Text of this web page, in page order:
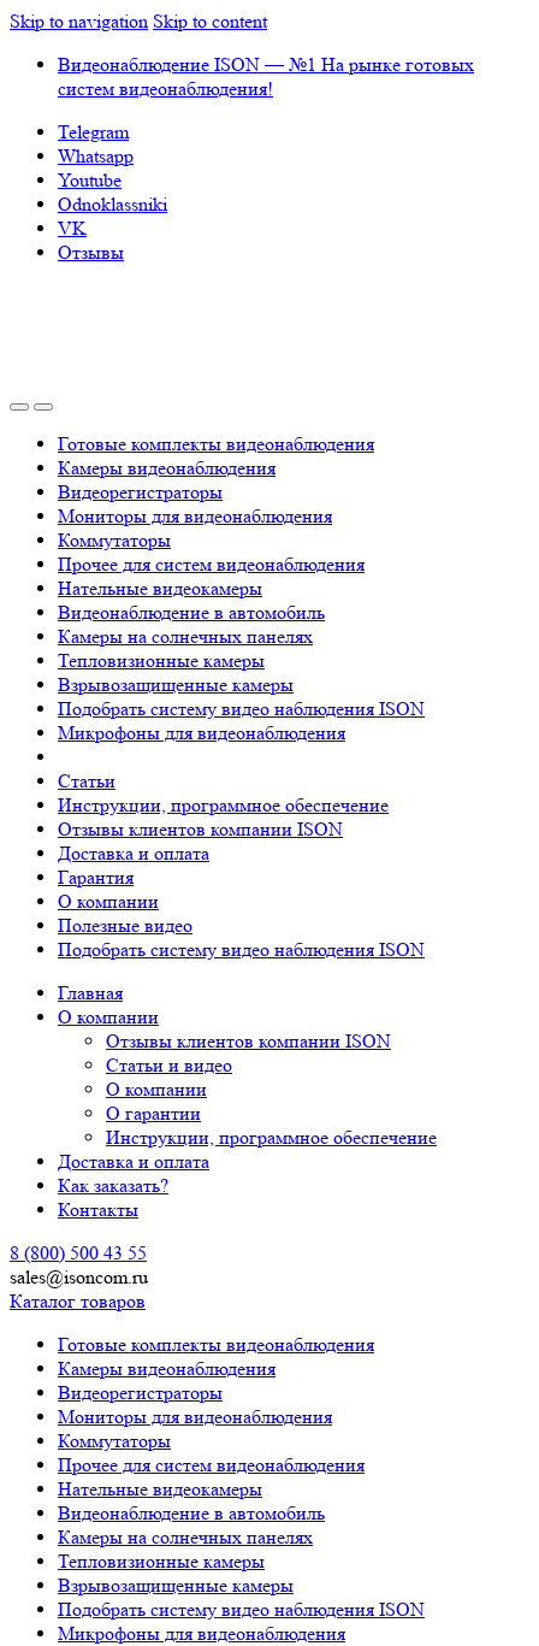
Skip to navigation Skip to content
Видеонаблюдение ISON — №1 На рынке готовых
систем видеонаблюдения!
Telegram
Whatsapp
Youtube
Odnoklassniki
VK
Отзывы
Готовые комплекты видеонаблюдения
Камеры видеонаблюдения
Видеорегистраторы
Мониторы для видеонаблюдения
Коммутаторы
Прочее для систем видеонаблюдения
Нательные видеокамеры
Видеонаблюдение в автомобиль
Камеры на солнечных панелях
Тепловизионные камеры
Взрывозащищенные камеры
Подобрать систему видео наблюдения ISON
Микрофоны для видеонаблюдения
Статьи
Инструкции, программное обеспечение
Отзывы клиентов компании ISON
Доставка и оплата
Гарантия
О компании
Полезные видео
Подобрать систему видео наблюдения ISON
Главная
О компании
Отзывы клиентов компании ISON
Статьи и видео
О компании
О гарантии
Инструкции, программное обеспечение
Доставка и оплата
Как заказать?
Контакты
8 (800) 500 43 55
sales@isoncom.ru
Каталог товаров
Готовые комплекты видеонаблюдения
Камеры видеонаблюдения
Видеорегистраторы
Мониторы для видеонаблюдения
Коммутаторы
Прочее для систем видеонаблюдения
Нательные видеокамеры
Видеонаблюдение в автомобиль
Камеры на солнечных панелях
Тепловизионные камеры
Взрывозащищенные камеры
Подобрать систему видео наблюдения ISON
Микрофоны для видеонаблюдения